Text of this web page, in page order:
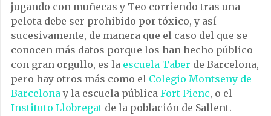
jugando con muñecas y Teo corriendo tras una
pelota debe ser prohibido por tóxico, y así
sucesivamente, de manera que el caso del que se
conocen más datos porque los han hecho público
con gran orgullo, es la escuela Taber de Barcelona,
pero hay otros más como el Colegio Montseny de
Barcelonay la escuela pública Fort Pienc, o el
Instituto Llobregat de la población de Sallent.